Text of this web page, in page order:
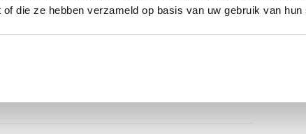
of die ze hebben verzameld op basis van uw gebruik van hun
Tang, uw nieuwe favoriete tool voor al je grillbehoeften. Deze
bereiden van jouw favoriete barbecue gerechten met gemak en
bamboe, wat zorgt voor een stevige grip en een lange
waardoor het een geweldige aanvulling is op je barbecue-
heb je de perfecte accessoire in huis. Voor het makkelijk en veilig
en vis op de barbecue. Het handvat van Bamboe heeft een